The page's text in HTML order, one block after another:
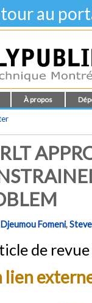
au
À propos
Fomeni,
de
lien